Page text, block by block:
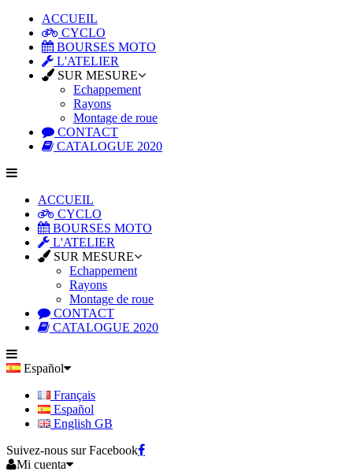
ACCUEIL
CYCLO
BOURSES MOTO
L'ATELIER
SUR MESURE
Echappement
Rayons
Montage de roue
CONTACT
CATALOGUE 2020
ACCUEIL
CYCLO
BOURSES MOTO
L'ATELIER
SUR MESURE
Echappement
Rayons
Montage de roue
CONTACT
CATALOGUE 2020
Español
Français
Español
English GB
Suivez-nous sur Facebook
Mi cuenta